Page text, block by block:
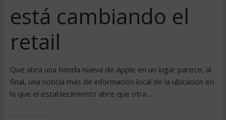
está cambiando el
retail
Que abra una tienda nueva de Apple en un lugar parece, al
final, una noticia más de información local de la ubicación en
la que el establecimiento abre que otra…